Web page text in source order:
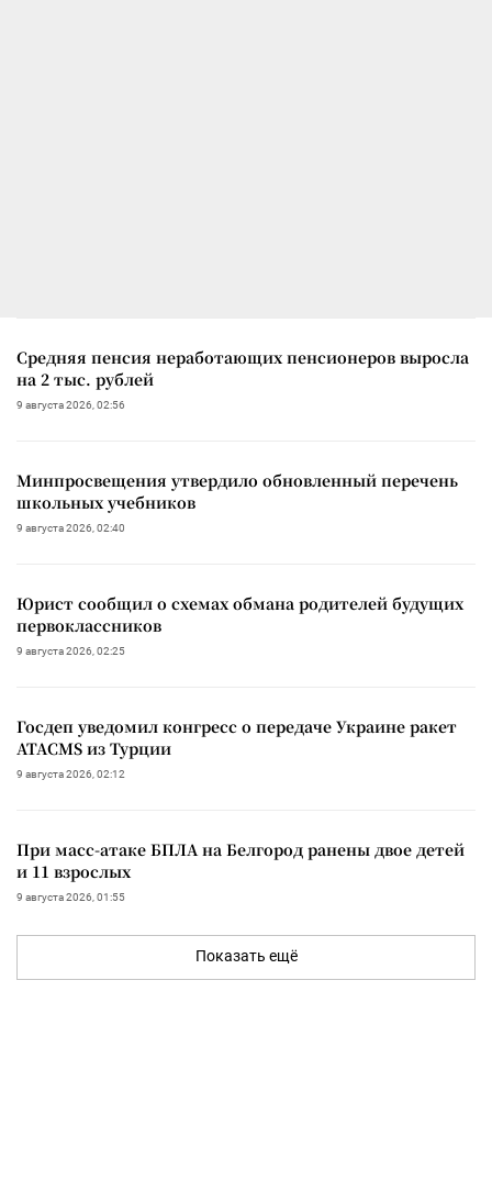
Средняя пенсия неработающих пенсионеров выросла
на 2 тыс. рублей
9 августа 2026, 02:56
Минпросвещения утвердило обновленный перечень
школьных учебников
9 августа 2026, 02:40
Юрист сообщил о схемах обмана родителей будущих
первоклассников
9 августа 2026, 02:25
Госдеп уведомил конгресс о передаче Украине ракет
ATACMS из Турции
9 августа 2026, 02:12
При масс-атаке БПЛА на Белгород ранены двое детей
и 11 взрослых
9 августа 2026, 01:55
Показать ещё